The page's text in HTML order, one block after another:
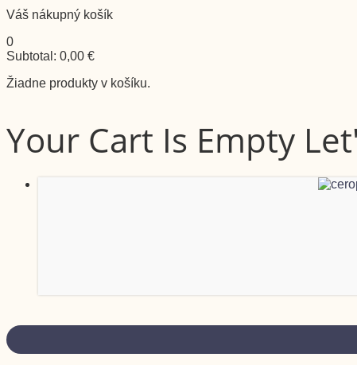
Váš nákupný košík
0
Subtotal: 0,00 €
Žiadne produkty v košíku.
Your Cart Is Empty